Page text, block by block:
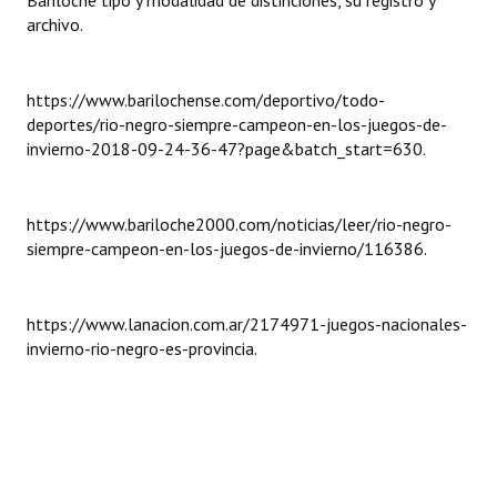
Proyectos Presentados
Dictámenes Asesoría Letrada
Informes de Unidad Coordinadora
Actas de Audiencias Públicas
archivo.
https://www.barilochense.com/deportivo/todo-
deportes/rio-negro-siempre-campeon-en-los-juegos-de-
invierno-2018-09-24-36-47?page&batch_start=630.
https://www.bariloche2000.com/noticias/leer/rio-negro-
siempre-campeon-en-los-juegos-de-invierno/116386.
https://www.lanacion.com.ar/2174971-juegos-nacionales-
invierno-rio-negro-es-provincia.